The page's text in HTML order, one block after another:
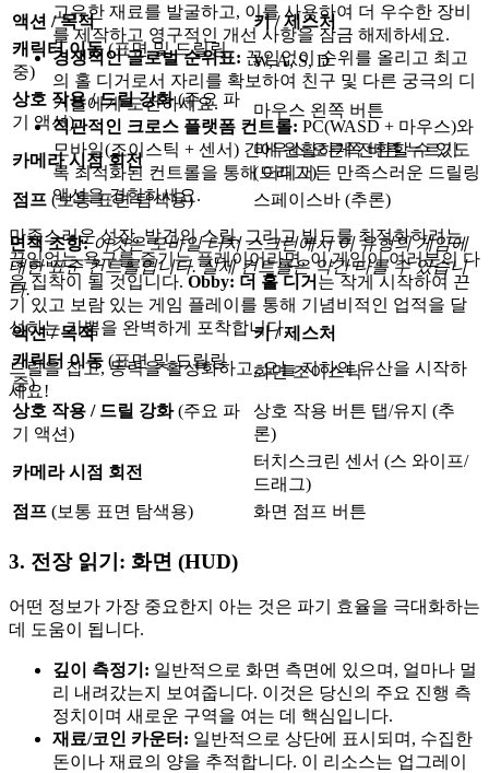
고유한 재료를 발굴하고, 이를 사용하여 더 우수한 장비
를 제작하고 영구적인 개선 사항을 잠금 해제하세요.
경쟁적인 글로벌 순위표: 끊임없이 순위를 올리고 최고
의 홀 디거로서 자리를 확보하여 친구 및 다른 궁극의 디
거들에게 도전하세요.
직관적인 크로스 플랫폼 컨트롤: PC(WASD + 마우스)와
모바일(조이스틱 + 센서) 간에 원활하게 전환할 수 있도
록 최적화된 컨트롤을 통해 어디서든 만족스러운 드릴링
액션을 경험하세요.
만족스러운 성장, 발견의 스릴, 그리고 빌드를 최적화하려는
끊임없는 욕구를 즐기는 플레이어라면, 이 게임이 여러분의 다
음 집착이 될 것입니다.Obby: 더 홀 디거 는 작게 시작하여 끈
기 있고 보람 있는 게임 플레이를 통해 기념비적인 업적을 달
성하는 기쁨을 완벽하게 포착합니다.
드릴을 잡고, 동력을 활성화하고, 오늘 지하의 유산을 시작하
세요!
액션 / 목적
키 / 제스처
캐릭터 이동(표면 및 드릴링
중)
W, A, S, D
상호 작용 / 드릴 강화(주요 파
기 액션)
마우스 왼쪽 버튼
카메라 시점 회전
마우스 오른쪽 버튼 누르기
(드래그)
점프 (보통 표면 탐색용) 스페이스바 (추론)
면책 조항: 이것은 모바일 터치 스크린에서 이 유형의 게임에
대한 표준 컨트롤입니다. 실제 컨트롤은 약간 다를 수 있습니
다.
액션 / 목적
키 / 제스처
캐릭터 이동 (표면 및 드릴링
중)
화면 조이스틱
상호 작용 / 드릴 강화(주요 파
기 액션)
상호 작용 버튼 탭/유지 (추
론)
카메라 시점 회전
터치스크린 센서 (스 와이프/
드래그)
점프 (보통 표면 탐색용) 화면 점프 버튼
3. 전장 읽기: 화면 (HUD)
어떤 정보가 가장 중요한지 아는 것은 파기 효율을 극대화하는
데 도움이 됩니다.
깊이 측정기: 일반적으로 화면 측면에 있으며, 얼마나 멀
리 내려갔는지 보여줍니다. 이것은 당신의 주요 진행 측
정치이며 새로운 구역을 여는 데 핵심입니다.
재료/코인 카운터: 일반적으로 상단에 표시되며, 수집한
돈이나 재료의 양을 추적합니다. 이 리소스는 업그레이